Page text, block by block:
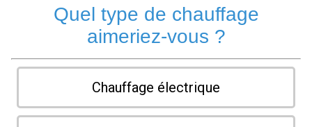
Quel type de chauffage
aimeriez-vous ?
Chauffage électrique